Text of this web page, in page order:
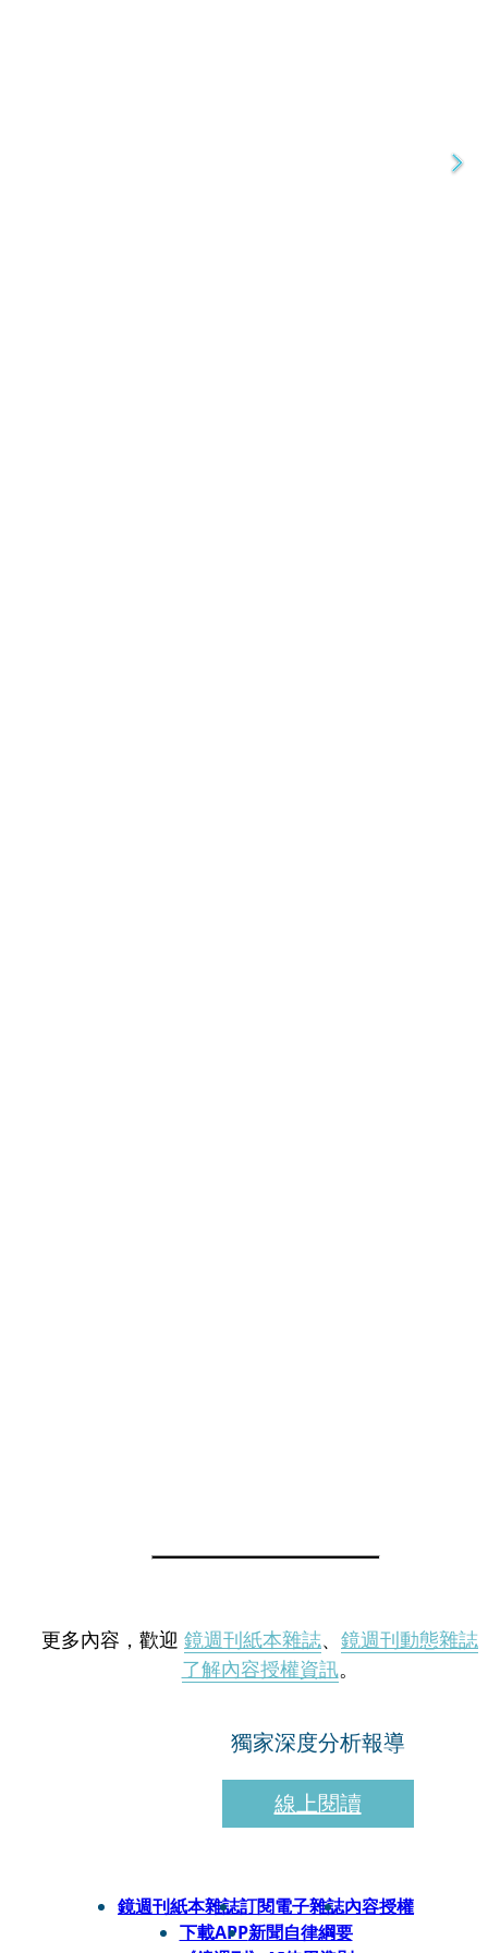
更多內容，歡迎 鏡週刊紙本雜誌、 鏡週刊動態雜誌
了解內容授權資訊。
獨家深度分析報導
線上閱讀
鏡週刊紙本雜誌訂閱電子雜誌內容授權
下載APP新聞自律綱要